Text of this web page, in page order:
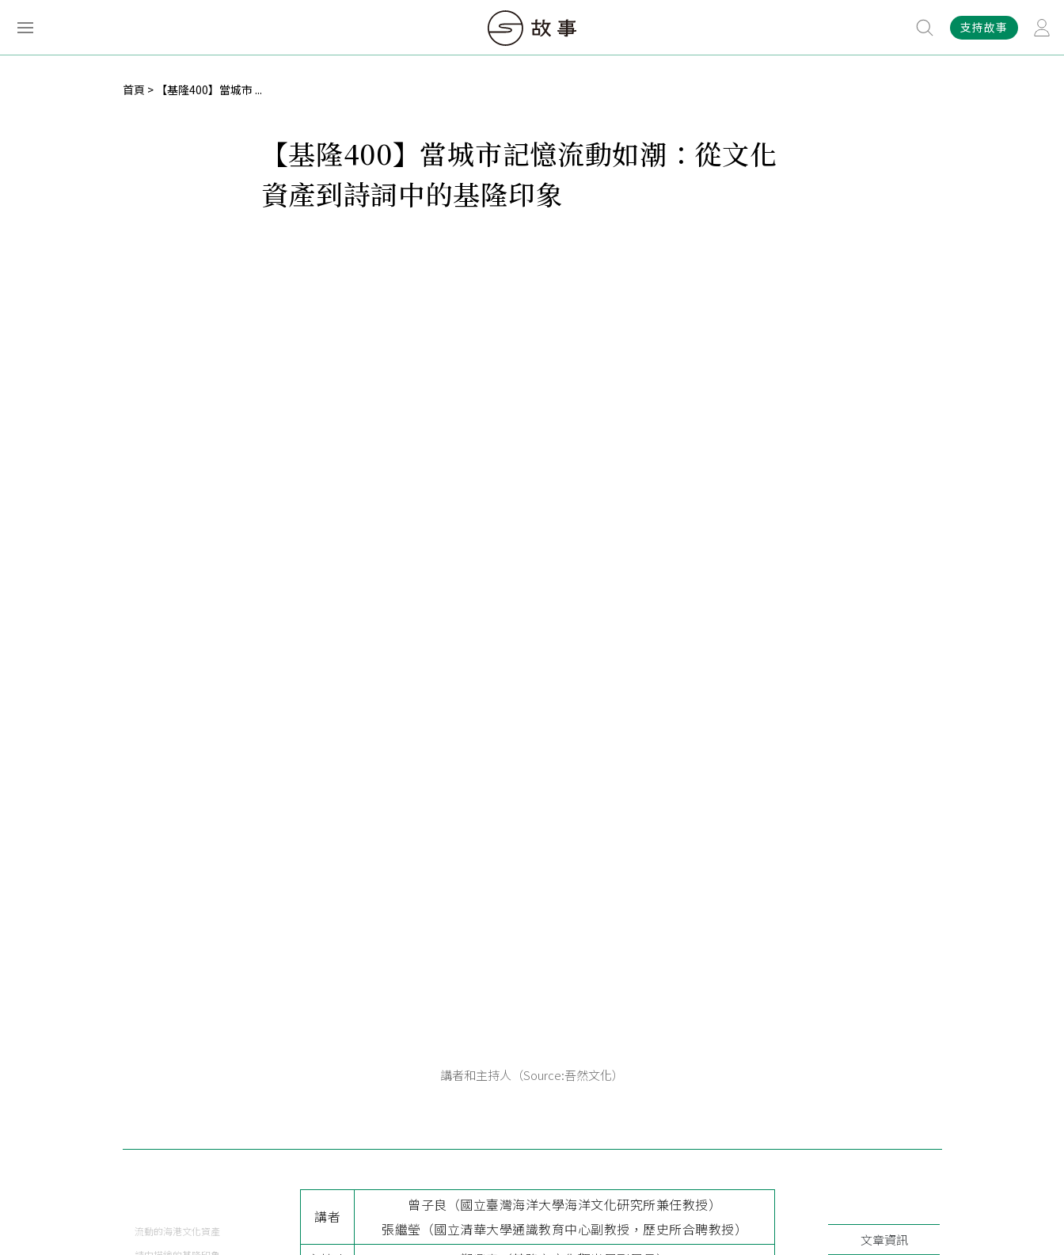
支持故事
首頁 【基隆400】當城市 ...
【基隆400】當城市記憶流動如潮：從文化
資產到詩詞中的基隆印象
講者和主持人（Source:吾然文化）
流動的海港文化資產
講者
曾子良（國立臺灣海洋大學海洋文化研究所兼任教授）
張繼瑩（國立清華大學通識教育中心副教授，歷史所合聘教授）
文章資訊